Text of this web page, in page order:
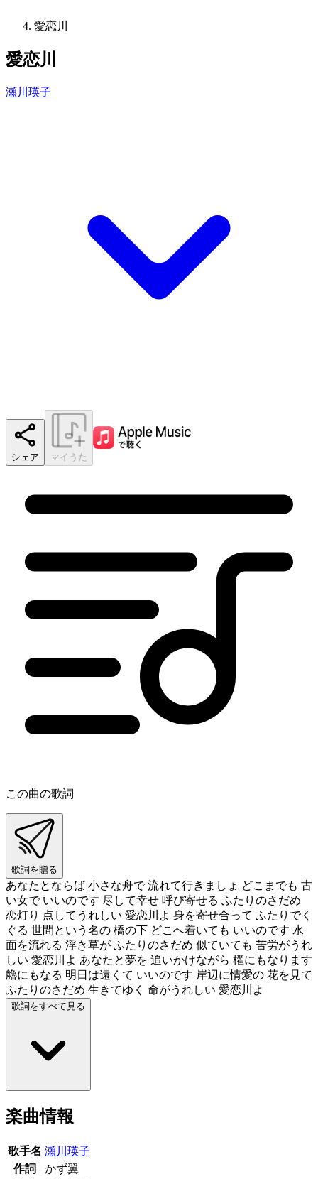
愛恋川
愛恋川
瀬川瑛子
シェア マイうた
この曲の歌詞
歌詞を贈る
あなたとならば 小さな舟で 流れて行きましょ どこまでも 古
い女で いいのです 尽して幸せ 呼び寄せる ふたりのさだめ
恋灯り 点してうれしい 愛恋川よ 身を寄せ合って ふたりでく
ぐる 世間という名の 橋の下 どこへ着いても いいのです 水
面を流れる 浮き草が ふたりのさだめ 似ていても 苦労がうれ
しい 愛恋川よ あなたと夢を 追いかけながら 櫂にもなります
艪にもなる 明日は遠くて いいのです 岸辺に情愛の 花を見て
ふたりのさだめ 生きてゆく 命がうれしい 愛恋川よ
歌詞をすべて見る
楽曲情報
歌手名 瀬川瑛子
作詞
かず翼